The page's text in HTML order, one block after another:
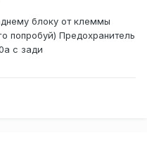
блоку от клеммы
попробуй) Предохранитель
с зади